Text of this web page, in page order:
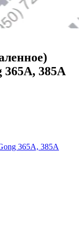
365А, 385А
365А, 385А